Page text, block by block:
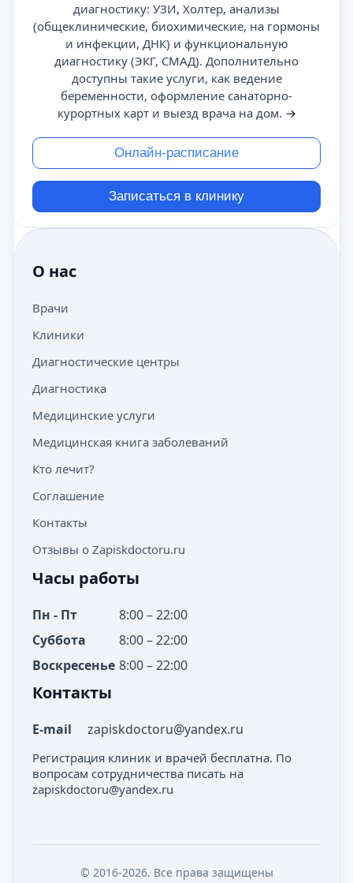
диагностику: УЗИ, Холтер, анализы
(общеклинические, биохимические, на гормоны
и инфекции, ДНК) и функциональную
диагностику (ЭКГ, СМАД). Дополнительно
доступны такие услуги, как ведение
беременности, оформление санаторно-
курортных карт и выезд врача на дом. →
Онлайн-расписание
Записаться в клинику
О нас
Врачи
Клиники
Диагностические центры
Диагностика
Медицинские услуги
Медицинская книга заболеваний
Кто лечит?
Соглашение
Контакты
Отзывы о Zapiskdoctoru.ru
Часы работы
Пн - Пт
8:00 – 22:00
Суббота
8:00 – 22:00
Воскресенье 8:00 – 22:00
Контакты
E-mail zapiskdoctoru@yandex.ru
Регистрация клиник и врачей бесплатна. По
вопросам сотрудничества писать на
zapiskdoctoru@yandex.ru
© 2016-2026. Все права защищены